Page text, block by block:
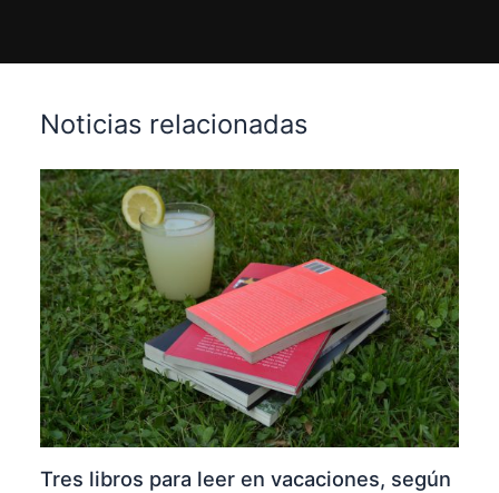
Noticias relacionadas
Tres libros para leer en vacaciones, según